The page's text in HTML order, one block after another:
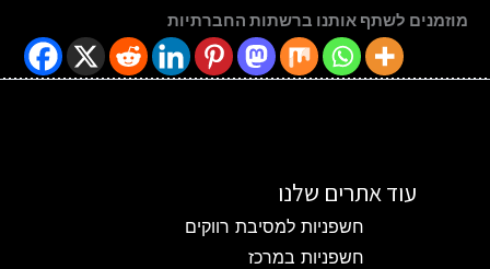
מוזמנים לשתף אותנו ברשתות החברתיות
עוד אתרים שלנו
חשפניות למסיבת רווקים
חשפניות במרכז